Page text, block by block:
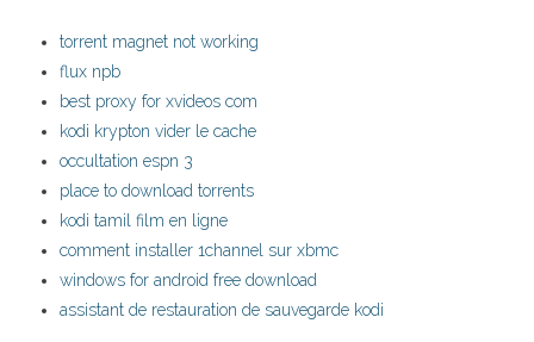
torrent magnet not working
flux npb
best proxy for xvideos com
kodi krypton vider le cache
occultation espn 3
place to download torrents
kodi tamil film en ligne
comment installer 1channel sur xbmc
windows for android free download
assistant de restauration de sauvegarde kodi